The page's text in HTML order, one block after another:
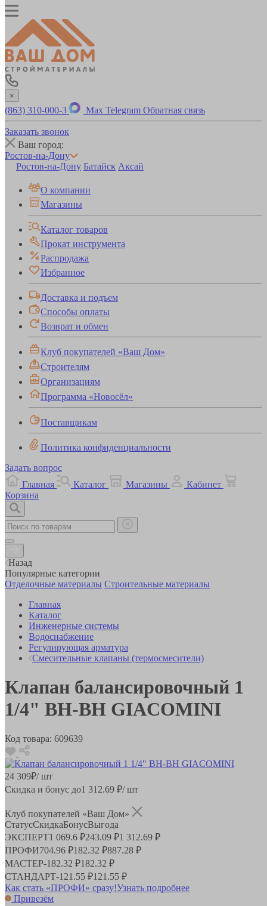
×
(863) 310-000-3 Max Telegram Обратная связь
Заказать звонок
Ваш город:
Ростов-на-Дону
Ростов-на-Дону Батайск Аксай
О компании
Магазины
Каталог товаров
Прокат инструмента
Распродажа
Избранное
Доставка и подъем
Способы оплаты
Возврат и обмен
Клуб покупателей «Ваш Дом»
Строителям
Организациям
Программа «Новосёл»
Поставщикам
Политика конфиденциальности
Задать вопрос
Главная
Каталог Магазины
Кабинет
Корзина
Назад
Популярные категории
Отделочные материалы Строительные материалы
Главная
Каталог
Инженерные системы
Водоснабжение
Регулирующая арматура
Смесительные клапаны (термосмесители)
Клапан балансировочный 1
1/4" ВН-ВН GIACOMINI
Код товара: 609639
24 309₽/ шт
Скидка и бонус до1 312.69 ₽/ шт
Клуб покупателей «Ваш Дом»
СтатусСкидкаБонусВыгода
ЭКСПЕРТ1 069.6 ₽243.09 ₽1 312.69 ₽
ПРОФИ704.96 ₽182.32 ₽887.28 ₽
МАСТЕР-182.32 ₽182.32 ₽
СТАНДАРТ-121.55 ₽121.55 ₽
Как стать «ПРОФИ» сразу!Узнать подробнее
Привезём